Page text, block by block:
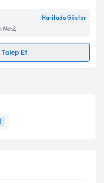
1
Haritada Göster
No:2,
Et
hazırlandığında e-